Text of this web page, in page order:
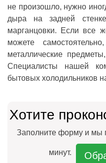
не произошло, нужно
дыра на задней
марганцовки. Если все
можете
металлические
Специалисты нашей
бытовых холодильников
Хотите
Заполните форму и мы
минут.